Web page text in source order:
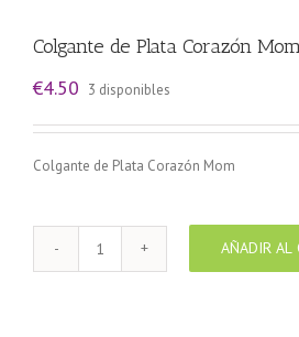
Colgante de Plata Corazón
€4.50 3 disponibles
Colgante de Plata Corazón Mom
Colgante
de
AÑADIR AL